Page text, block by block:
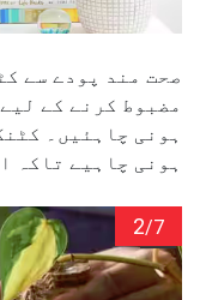
صحت مند پودے سے
مضبوط کرنے کے
ہونی چاہیے تاکہ
2/7